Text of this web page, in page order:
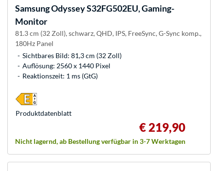
SamsungOdyssey S32FG502EU, Gaming-
Monitor
81.3 cm (32 Zoll), schwarz, QHD, IPS, FreeSync, G-Sync komp.,
180Hz Panel
Sichtbares Bild: 81,3 cm (32 Zoll)
Auflösung: 2560 x 1440 Pixel
Reaktionszeit: 1 ms (GtG)
€ 219,90
Nicht lagernd, ab Bestellung verfügbar in 3-7 Werktagen
Produkt­datenblatt